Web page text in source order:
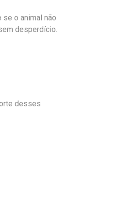
o animal não
desperdício.
desses